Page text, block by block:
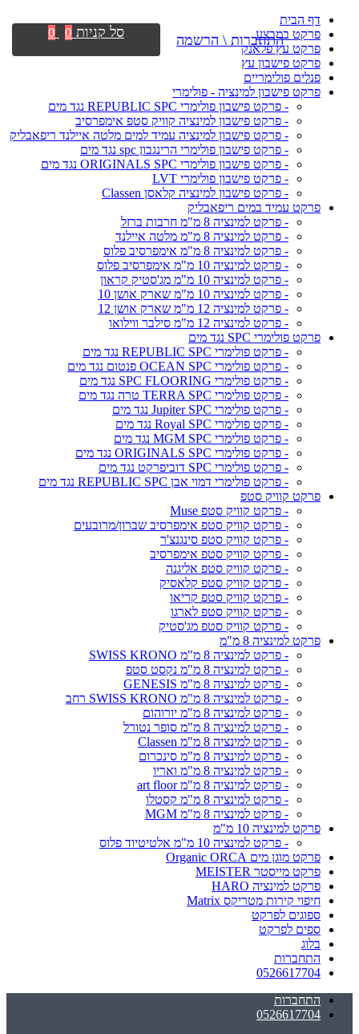
דף הבית
פרקט במבצע
פרקט עץ פלאנק
פרקט פישבון עץ
פנלים פולימריים
פרקט פישבון למינציה - פולימרי
- פרקט פישבון פולימרי REPUBLIC SPC נגד מים
- פרקט פישבון למינציה קוויק סטפ אימפרסיב
- פרקט פישבון למינציה עמיד למים מלטה איילנד ריפאבליק
- פרקט פישבון פולימרי הרינגבון spc נגד מים
- פרקט פישבון פולימרי ORIGINALS SPC נגד מים
- פרקט פישבון פולימרי LVT
- פרקט פישבון למינציה קלאסן Classen
פרקט עמיד במים ריפאבליק
- פרקט למינציה 8 מ"מ חרבות ברזל
- פרקט למינציה 8 מ"מ מלטה איילנד
- פרקט למינציה 8 מ"מ אימפרסיב פלוס
- פרקט למינציה 10 מ"מ אימפרסיב פלוס
- פרקט למינציה 10 מ"מ מג'סטיק קראון
- פרקט למינציה 10 מ"מ שארק אושן 10
- פרקט למינציה 12 מ"מ שארק אושן 12
- פרקט למינציה 12 מ"מ סילבר ווילואו
פרקט פולימרי SPC נגד מים
- פרקט פולימרי REPUBLIC SPC נגד מים
- פרקט פולימרי OCEAN SPC פנטום נגד מים
- פרקט פולימרי SPC FLOORING נגד מים
- פרקט פולימרי TERRA SPC טרה נגד מים
- פרקט פולימרי Jupiter SPC נגד מים
- פרקט פולימרי Royal SPC נגד מים
- פרקט פולימרי MGM SPC נגד מים
- פרקט פולימרי ORIGINALS SPC נגד מים
- פרקט פולימרי SPC דוביפרקט נגד מים
- פרקט פולימרי דמוי אבן REPUBLIC SPC נגד מים
פרקט קוויק סטפ
- פרקט קוויק סטפ Muse
- פרקט קוויק סטפ אימפרסיב שברון/מרובעים
- פרקט קוויק סטפ סינגנצ'ר
- פרקט קוויק סטפ אימפרסיב
- פרקט קוויק סטפ אליגנה
- פרקט קוויק סטפ קלאסיק
- פרקט קוויק סטפ קריאו
- פרקט קוויק סטפ לארגו
- פרקט קוויק סטפ מג'סטיק
פרקט למינציה 8 מ"מ
- פרקט למינציה 8 מ"מ SWISS KRONO
- פרקט למינציה 8 מ"מ נקסט סטפ
- פרקט למינציה 8 מ"מ GENESIS
- פרקט למינציה 8 מ"מ SWISS KRONO רחב
- פרקט למינציה 8 מ"מ יורוהום
- פרקט למינציה 8 מ"מ סופר נטורל
- פרקט למינציה 8 מ"מ Classen
- פרקט למינציה 8 מ"מ סינכרום
- פרקט למינציה 8 מ"מ ואריו
- פרקט למינציה 8 מ"מ art floor
- פרקט למינציה 8 מ"מ קסטלו
- פרקט למינציה 8 מ"מ MGM
פרקט למינציה 10 מ"מ
- פרקט למינציה 10 מ"מ אלטיטיוד פלוס
פרקט מוגן מים Organic ORCA
פרקט מייסטר MEISTER
פרקט למינציה HARO
חיפוי קירות מטריקס Matrix
ספוגים לפרקט
ספים לפרקט
בלוג
התחברות
0526617704
התחברות
0526617704
התחברות \ הרשמה סל קניות 0
0